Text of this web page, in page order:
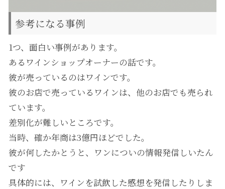
参考になる事例
1つ、面白い事例があります。
あるワインショップオーナーの話です。
彼が売っているのはワインです。
彼のお店で売っているワインは、他のお店でも売られ
ています。
差別化が難しいところです。
当時、確か年商は3億円ほどでした。
彼が何したかとうと、ワンについの情報発信しいたん
です
具体的には、ワインを試飲した感想を発信したりしま